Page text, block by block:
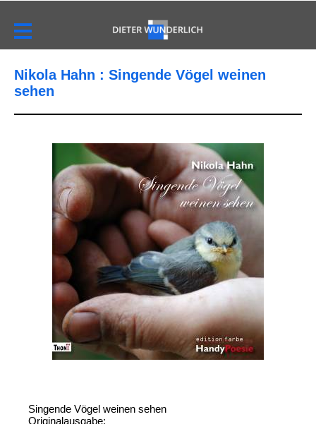
Nikola Hahn : Singende Vögel weinen
sehen
Singende Vögel weinen sehen
Originalausgabe: